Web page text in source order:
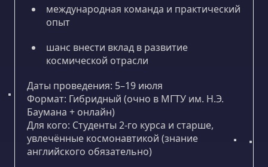
международная команда и практический
опыт
шанс внести вклад в развитие
космической отрасли
Даты проведения: 5–19 июля
Формат: Гибридный (очно в МГТУ им. Н.Э.
Баумана + онлайн)
Для кого: Студенты 2-го курса и старше,
увлечённые космонавтикой (знание
английского обязательно)